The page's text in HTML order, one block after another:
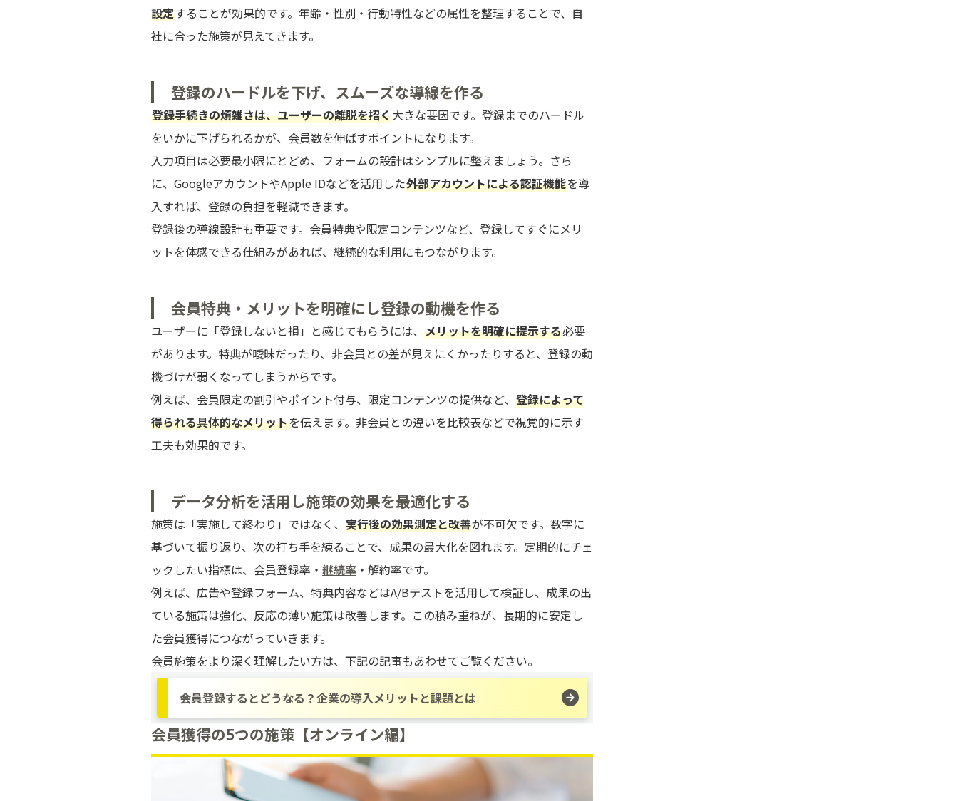
設定することが効果的です。年齢・性別・行動特性などの属性を整理することで、自
社に合った施策が見えてきます。
登録のハードルを下げ、スムーズな導線を作る
登録手続きの煩雑さは、ユーザーの離脱を招く大きな要因です。登録までのハードル
をいかに下げられるかが、会員数を伸ばすポイントになります。
入力項目は必要最小限にとどめ、フォームの設計はシンプルに整えましょう。さら
に、GoogleアカウントやApple IDなどを活用した外部アカウントによる認証機能を導
入すれば、登録の負担を軽減できます。
登録後の導線設計も重要です。会員特典や限定コンテンツなど、登録してすぐにメリ
ットを体感できる仕組みがあれば、継続的な利用にもつながります。
会員特典・メリットを明確にし登録の動機を作る
ユーザーに「登録しないと損」と感じてもらうには、 メリットを明確に提示する必要
があります。特典が曖昧だったり、非会員との差が見えにくかったりすると、登録の動
機づけが弱くなってしまうからです。
例えば、会員限定の割引やポイント付与、限定コンテンツの提供など、 登録によって
得られる具体的なメリットを伝えます。非会員との違いを比較表などで視覚的に示す
工夫も効果的です。
データ分析を活用し施策の効果を最適化する
施策は「実施して終わり」ではなく、 実行後の効果測定と改善が不可欠です。数字に
基づいて振り返り、次の打ち手を練ることで、成果の最大化を図れます。定期的にチェ
ックしたい指標は、会員登録率・ 継続率 ・解約率です。
例えば、広告や登録フォーム、特典内容などはA/Bテストを活用して検証し、成果の出
ている施策は強化、反応の薄い施策は改善します。この積み重ねが、長期的に安定し
た会員獲得につながっていきます。
会員施策をより深く理解したい方は、下記の記事もあわせてご覧ください。
会員登録するとどうなる？企業の導入メリットと課題とは
会員獲得の5つの施策【オンライン編】